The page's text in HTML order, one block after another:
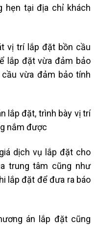
hẹn tại địa chỉ khách
vị trí lắp đặt bồn cầu
lắp đặt vừa đảm bảo
vừa đảm bảo tính
lắp đặt, trình bày vị trí
nắm được
dịch vụ lắp đặt cho
trung tâm cũng như
lắp đặt để đưa ra báo
án lắp đặt cũng